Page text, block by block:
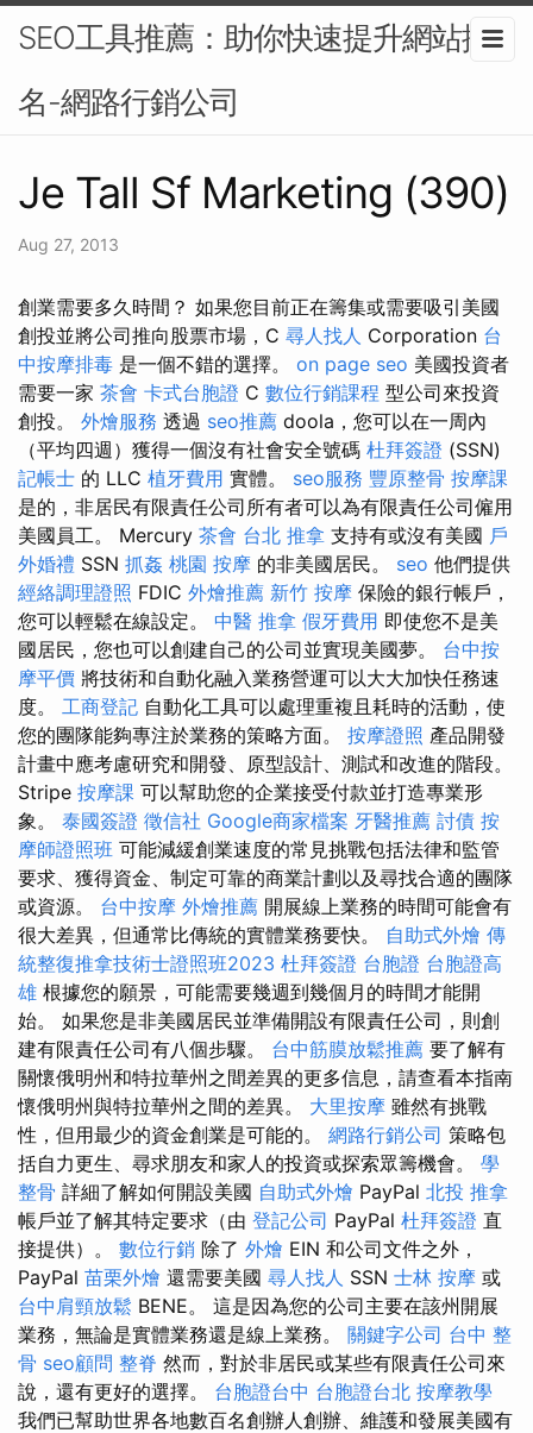
SEO工具推薦：助你快速提升網站排
名-網路行銷公司
Je Tall Sf Marketing (390)
Aug 27, 2013
創業需要多久時間？ 如果您目前正在籌集或需要吸引美國
創投並將公司推向股票市場，C 尋人找人 Corporation 台
中按摩排毒 是一個不錯的選擇。 on page seo 美國投資者
需要一家 茶會 卡式台胞證 C 數位行銷課程 型公司來投資
創投。 外燴服務 透過 seo推薦 doola，您可以在一周內
（平均四週）獲得一個沒有社會安全號碼 杜拜簽證 (SSN)
記帳士 的 LLC 植牙費用 實體。 seo服務 豐原整骨 按摩課
是的，非居民有限責任公司所有者可以為有限責任公司僱用
美國員工。 Mercury 茶會 台北 推拿 支持有或沒有美國 戶
外婚禮 SSN 抓姦 桃園 按摩 的非美國居民。 seo 他們提供
經絡調理證照 FDIC 外燴推薦 新竹 按摩 保險的銀行帳戶，
您可以輕鬆在線設定。 中醫 推拿 假牙費用 即使您不是美
國居民，您也可以創建自己的公司並實現美國夢。 台中按
摩平價 將技術和自動化融入業務營運可以大大加快任務速
度。 工商登記 自動化工具可以處理重複且耗時的活動，使
您的團隊能夠專注於業務的策略方面。 按摩證照 產品開發
計畫中應考慮研究和開發、原型設計、測試和改進的階段。
Stripe 按摩課 可以幫助您的企業接受付款並打造專業形
象。 泰國簽證 徵信社 Google商家檔案 牙醫推薦 討債 按
摩師證照班 可能減緩創業速度的常見挑戰包括法律和監管
要求、獲得資金、制定可靠的商業計劃以及尋找合適的團隊
或資源。 台中按摩 外燴推薦 開展線上業務的時間可能會有
很大差異，但通常比傳統的實體業務要快。 自助式外燴 傳
統整復推拿技術士證照班2023 杜拜簽證 台胞證 台胞證高
雄 根據您的願景，可能需要幾週到幾個月的時間才能開
始。 如果您是非美國居民並準備開設有限責任公司，則創
建有限責任公司有八個步驟。 台中筋膜放鬆推薦 要了解有
關懷俄明州和特拉華州之間差異的更多信息，請查看本指南
懷俄明州與特拉華州之間的差異。 大里按摩 雖然有挑戰
性，但用最少的資金創業是可能的。 網路行銷公司 策略包
括自力更生、尋求朋友和家人的投資或探索眾籌機會。 學
整骨 詳細了解如何開設美國 自助式外燴 PayPal 北投 推拿
帳戶並了解其特定要求（由 登記公司 PayPal 杜拜簽證 直
接提供）。 數位行銷 除了 外燴 EIN 和公司文件之外，
PayPal 苗栗外燴 還需要美國 尋人找人 SSN 士林 按摩 或
台中肩頸放鬆 BENE。 這是因為您的公司主要在該州開展
業務，無論是實體業務還是線上業務。 關鍵字公司 台中 整
骨 seo顧問 整脊 然而，對於非居民或某些有限責任公司來
說，還有更好的選擇。 台胞證台中 台胞證台北 按摩教學
我們已幫助世界各地數百名創辦人創辦、維護和發展美國有